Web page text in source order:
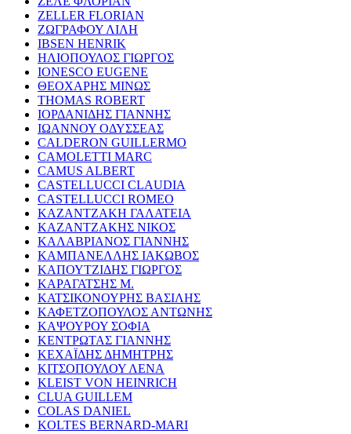
ZELLER FLORIAN
ΖΩΓΡΑΦΟΥ ΛΙΛΗ
IBSEN HENRIK
ΗΛΙΟΠΟΥΛΟΣ ΓΙΩΡΓΟΣ
IONESCO EUGENE
ΘΕΟΧΑΡΗΣ ΜΙΝΩΣ
THOMAS ROBERT
ΙΟΡΔΑΝΙΔΗΣ ΓΙΑΝΝΗΣ
ΙΩΑΝΝΟΥ ΟΔΥΣΣΕΑΣ
CALDERON GUILLERMO
CAMOLETTI MARC
CAMUS ALBERT
CASTELLUCCI CLAUDIA
CASTELLUCCI ROMEO
ΚΑΖΑΝΤΖΑΚΗ ΓΑΛΑΤΕΙΑ
ΚΑΖΑΝΤΖΑΚΗΣ ΝΙΚΟΣ
ΚΑΛΑΒΡΙΑΝΟΣ ΓΙΑΝΝΗΣ
ΚΑΜΠΑΝΕΛΛΗΣ ΙΑΚΩΒΟΣ
ΚΑΠΟΥΤΖΙΔΗΣ ΓΙΩΡΓΟΣ
ΚΑΡΑΓΑΤΣΗΣ Μ.
ΚΑΤΣΙΚΟΝΟΥΡΗΣ ΒΑΣΙΛΗΣ
ΚΑΦΕΤΖΟΠΟΥΛΟΣ ΑΝΤΩΝΗΣ
ΚΑΨΟΥΡΟΥ ΣΟΦΙΑ
ΚΕΝΤΡΩΤΑΣ ΓΙΑΝΝΗΣ
ΚΕΧΑΪΔΗΣ ΔΗΜΗΤΡΗΣ
ΚΙΤΣΟΠΟΥΛΟΥ ΛΕΝΑ
KLEIST VON HEINRICH
CLUA GUILLEM
COLAS DANIEL
KOLTES BERNARD-MARI